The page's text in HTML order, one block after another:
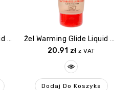
Żel Warming Glide Liquid Pleasure Waterbased Lubricant 30 Ml
Żel Warming Glide Liquid Pleasure 100ml Waterbased Lubricant
20.91 zł z VAT
Dodaj Do Koszyka